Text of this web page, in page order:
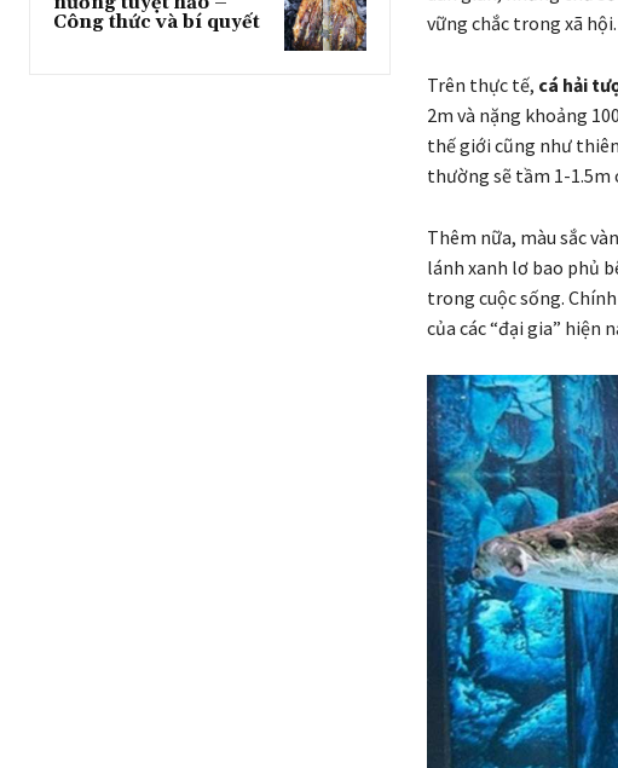
Công thức và bí quyết
vững chắc trong xã hội.
Trên thực tế, cá hải
2m và nặng khoảng
thế giới cũng như
thường sẽ tầm 1-1.5m
Thêm nữa, màu sắc
lánh xanh lơ bao phủ
trong cuộc sống.
của các “đại gia” hiện